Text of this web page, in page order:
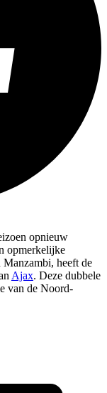
opnieuw
opmerkelijke
Manzambi, heeft de
Ajax. Deze dubbele
van de Noord-